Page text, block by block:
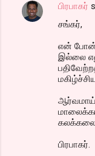
பிரபாகர்
சங்கர்,
என்
இல்லை
ஆர்வமாய்
கலக்கலை
பிரபாகர்.